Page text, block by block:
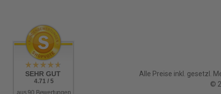
Alle Preise inkl. gesetzl.
©
SEHR GUT
4.71 / 5
aus 90 Bewertungen